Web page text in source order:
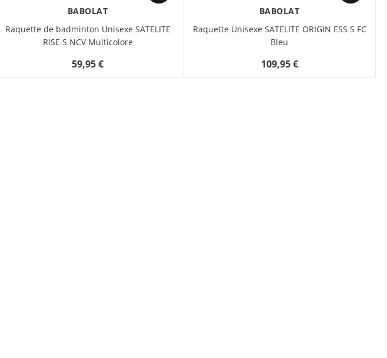
BABOLAT
Raquette de badminton Unisexe SATELITE
RISE S NCV Multicolore
59,95 €
BABOLAT
Raquette Unisexe SATELITE ORIGIN ESS S FC
Bleu
109,95 €